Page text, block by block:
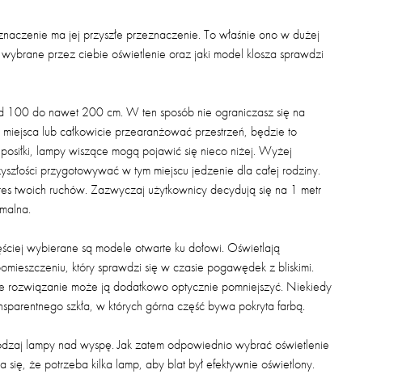
ma jej przyszłe przeznaczenie. To właśnie ono w dużej
przez ciebie oświetlenie oraz jaki model klosza sprawdzi
100 do nawet 200 cm. W ten sposób nie ograniczasz się na
lub całkowicie przearanżować przestrzeń, będzie to
lampy wiszące mogą pojawić się nieco niżej. Wyżej
przygotowywać w tym miejscu jedzenie dla całej rodziny.
twoich ruchów. Zazwyczaj użytkownicy decydują się na 1 metr
wybierane są modele otwarte ku dołowi. Oświetlają
który sprawdzi się w czasie pogawędek z bliskimi.
może ją dodatkowo optycznie pomniejszyć. Niekiedy
szkła, w których górna część bywa pokryta farbą.
lampy nad wyspę. Jak zatem odpowiednio wybrać oświetlenie
że potrzeba kilka lamp, aby blat był efektywnie oświetlony.